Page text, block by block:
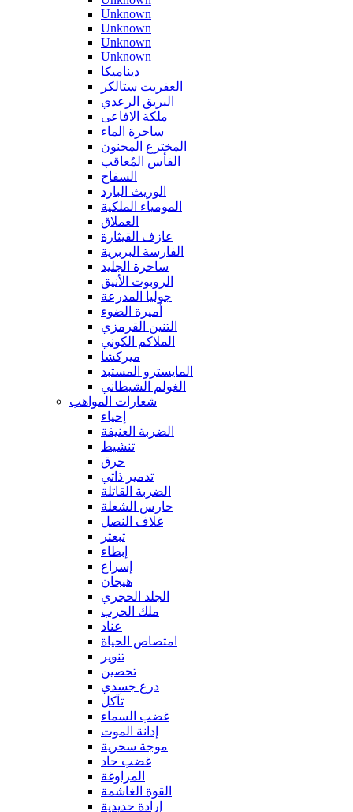
Unknown
Unknown
Unknown
Unknown
ديناميكا
العفريت ستالكر
البريق الرعدي
ملكة الافاعى
ساحرة الماء
المخترع المجنون
الفأس المُعاقب
السفاح
الوريث البارد
المومياء الملكية
العملاق
عازف القيثارة
الفارسة البربرية
ساحرة الجليد
الروبوت الأنيق
جوليا المدرعة
أميرة الضوء
التنين القرمزي
الملاكم الكوني
ميركشا
المايسترو المستبد
الغولم الشيطاني
شعارات المواهب
إحياء
الضربة العنيفة
تنشيط
حرق
تدمير ذاتي
الضربة القاتلة
حارس الشعلة
غلاف النصل
تبعثر
إبطاء
إسراع
هيجان
الجلد الحجري
ملك الحرب
عناد
امتصاص الحياة
تنوير
تحصين
درع جسدي
تآكل
غضب السماء
إدانة الموت
موجة سحرية
غضب حاد
المراوغة
القوة الغاشمة
إرادة حديدية